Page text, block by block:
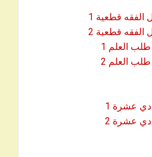
الفقه قطعية 1
الفقه قطعية 2
العلم 1
العلم 2
عشرة 1
عشرة 2